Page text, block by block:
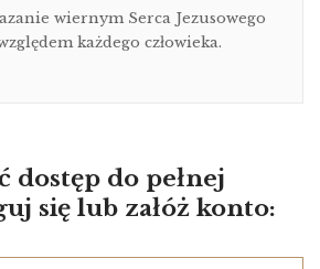
wiernym Serca Jezusowego
każdego człowieka.
dostęp do pełnej
się lub załóż konto: